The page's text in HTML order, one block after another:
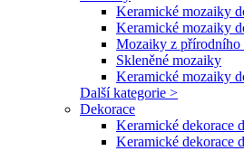
Keramické mozaiky
Keramické mozaiky
Mozaiky z přírodního
Skleněné mozaiky
Keramické mozaiky
Další kategorie >
Dekorace
Keramické dekorace
Keramické dekorace